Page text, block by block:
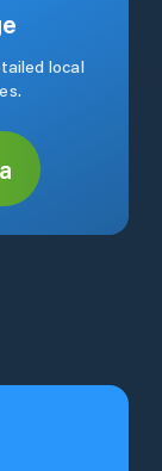
local